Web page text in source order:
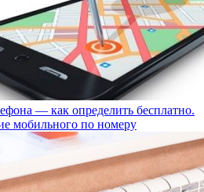
— как определить бесплатно.
мобильного по номеру